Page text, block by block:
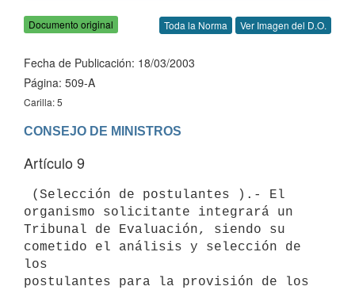
Documento original Toda la Norma Ver Imagen del D.O.
Fecha de Publicación: 18/03/2003
Página: 509-A
Carilla: 5
CONSEJO DE MINISTROS
Artículo 9
organismo solicitante integrará un
Tribunal de Evaluación, siendo su
cometido el análisis y selección de
los
postulantes para la provisión de los